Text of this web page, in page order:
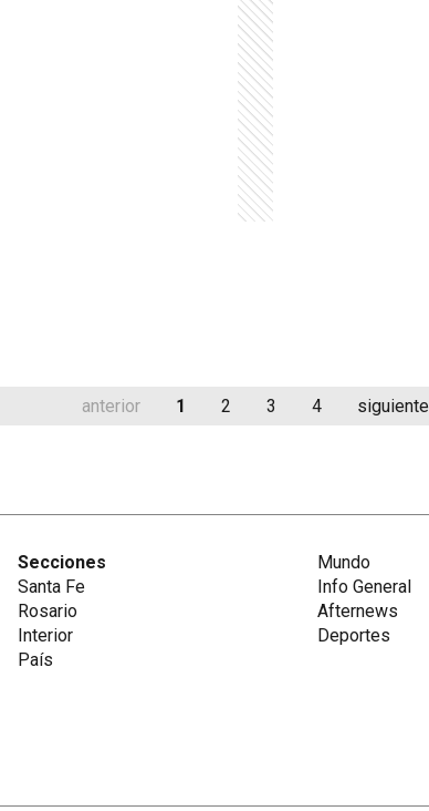
anterior 1 2 3 4 siguiente
Secciones
Santa Fe
Rosario
Interior
País
Mundo
Info General
Afternews
Deportes